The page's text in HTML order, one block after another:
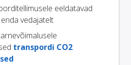
eeldatavad
enda vedajatelt
transpordi CO2